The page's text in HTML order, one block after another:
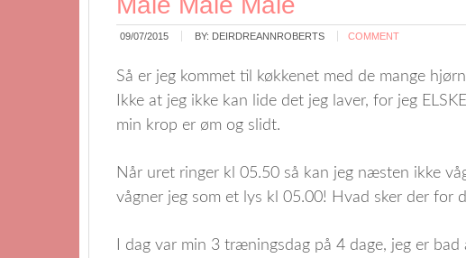
09/07/2015 BY: DEIRDREANNROBERTS COMMENT
Så er jeg kommet til køkkenet med de mange
Ikke at jeg ikke kan lide det jeg laver, for jeg
min krop er øm og slidt.
Når uret ringer kl 05.50 så kan jeg næsten ikke
vågner jeg som et lys kl 05.00! Hvad sker der for
I dag var min 3 træningsdag på 4 dage, jeg er bad